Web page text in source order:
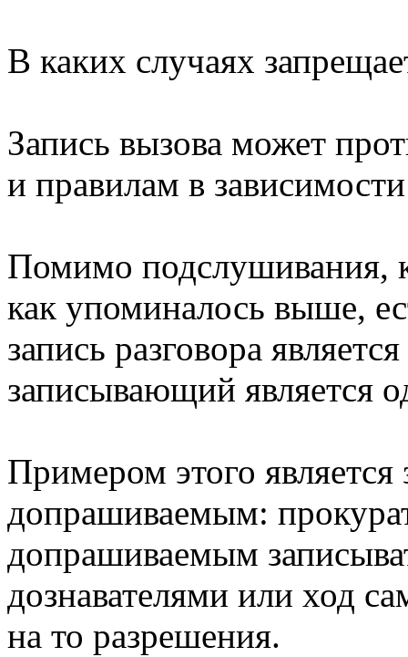
В каких случаях
Запись вызова может
и правилам в зависимости
Помимо подслушивания,
как упоминалось выше,
запись разговора
записывающий является
Примером этого является
допрашиваемым:
допрашиваемым
дознавателями или ход
на то разрешения.